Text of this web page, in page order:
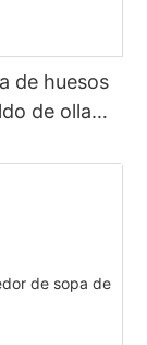
de huesos
de olla